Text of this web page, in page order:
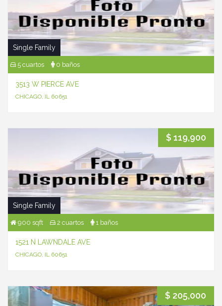
Single Family
5 cuartos 0 baños
3513 W PIERCE AVE
CHICAGO, IL 60651
$ 119,900
Single Family
900 sqft 2 cuartos 1 baños
1521 N LAWNDALE AVE
CHICAGO, IL 60651
$ 205,000